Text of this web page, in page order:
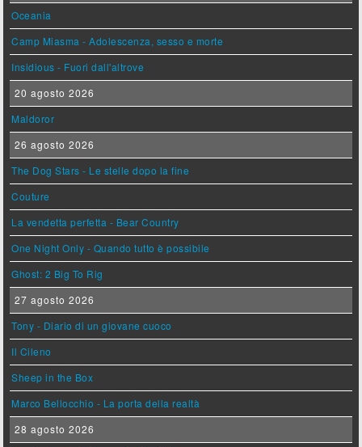
Oceania
Camp Miasma - Adolescenza, sesso e morte
Insidious - Fuori dall'altrove
20 agosto 2026
Maldoror
26 agosto 2026
The Dog Stars - Le stelle dopo la fine
Couture
La vendetta perfetta - Bear Country
One Night Only - Quando tutto è possibile
Ghost: 2 Big To Rig
27 agosto 2026
Tony - Diario di un giovane cuoco
Il Cileno
Sheep in the Box
Marco Bellocchio - La porta della realtà
28 agosto 2026